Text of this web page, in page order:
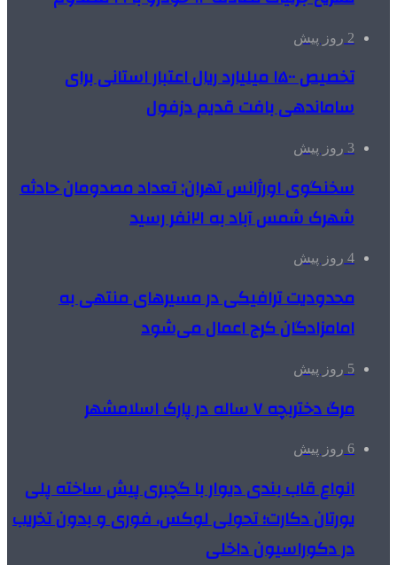
2 روز پیش
تخصیص ۱۵۰۰ میلیارد ریال اعتبار استانی برای
ساماندهی بافت قدیم دزفول
3 روز پیش
سخنگوی اورژانس تهران: تعداد مصدومان حادثه
شهرک شمس آباد به ۲۱نفر رسید
4 روز پیش
محدودیت ترافیکی در مسیرهای منتهی به
امامزادگان کرج اعمال می‌شود
5 روز پیش
مرگ دختربچه ۷ ساله در پارک اسلامشهر
6 روز پیش
انواع قاب بندی دیوار با گچبری پیش ساخته پلی
یورتان دکارت؛ تحولی لوکس، فوری و بدون تخریب
در دکوراسیون داخلی